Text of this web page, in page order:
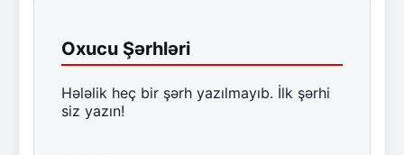
Oxucu Şərhləri
Hələlik heç bir şərh yazılmayıb. İlk şərhi
siz yazın!